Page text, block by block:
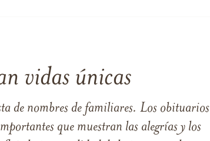
vidas únicas
de nombres de familiares. Los obituarios
que muestran las alegrías y los